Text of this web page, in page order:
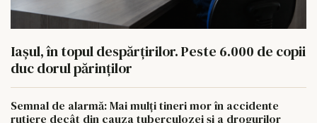
Iașul, în topul despărțirilor. Peste 6.000 de copii
duc dorul părinților
Semnal de alarmă: Mai mulți tineri mor în accidente
rutiere decât din cauza tuberculozei și a drogurilor